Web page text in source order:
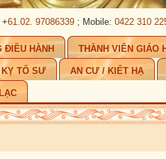
97086339; Mobile:0422 310 225.
ĐIỀU HÀNH THÀNH VIÊN GIÁO
TỔ SƯ AN CƯ / KIẾT HẠ